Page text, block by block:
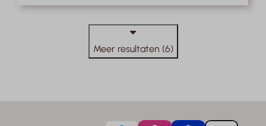
Meer resultaten (6)